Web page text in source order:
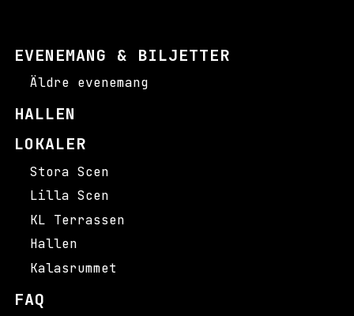
EVENEMANG & BILJETTER
Äldre evenemang
HALLEN
LOKALER
Stora Scen
Lilla Scen
KL Terrassen
Hallen
Kalasrummet
FAQ
s
a
k
k
r
g
r
i
n
e
a
t